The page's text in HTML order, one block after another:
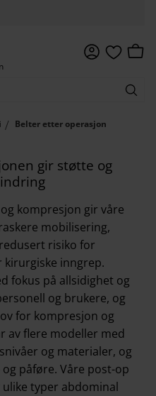
Favoritter
Belter etter operasjon
gir støtte og
kompresjon gir våre
mobilisering,
risiko for
inngrep.
fokus på allsidighet og
og brukere, og
for kompresjon og
av flere modeller med
og materialer, og
påføre. Våre post-op
typer abdominal